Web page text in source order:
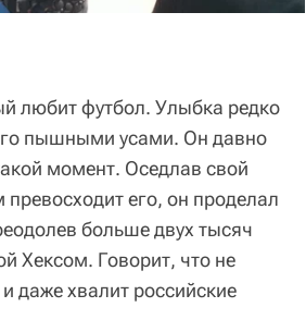
любит футбол. Улыбка редко
пышными усами. Он давно
момент. Оседлав свой
его, он проделал
больше двух тысяч
Хексом. Говорит, что не
даже хвалит российские